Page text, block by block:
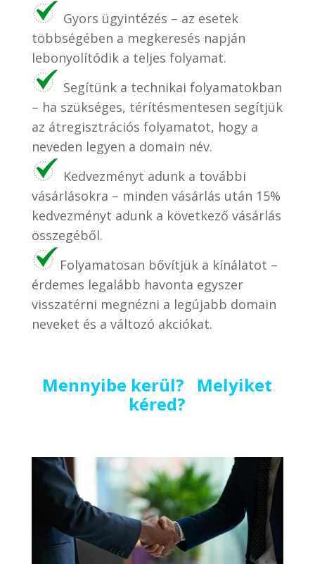
Gyors ügyintézés – az esetek
többségében a megkeresés napján
lebonyolítódik a teljes folyamat.
Segítünk a technikai folyamatokban
– ha szükséges, térítésmentesen segítjük
az átregisztrációs folyamatot, hogy a
neveden legyen a domain név.
Kedvezményt adunk a további
vásárlásokra – minden vásárlás után 15%
kedvezményt adunk a következő vásárlás
összegéből.
Folyamatosan bővítjük a kínálatot –
érdemes legalább havonta egyszer
visszatérni megnézni a legújabb domain
neveket és a változó akciókat.
Mennyibe kerül? Melyiket
kéred?